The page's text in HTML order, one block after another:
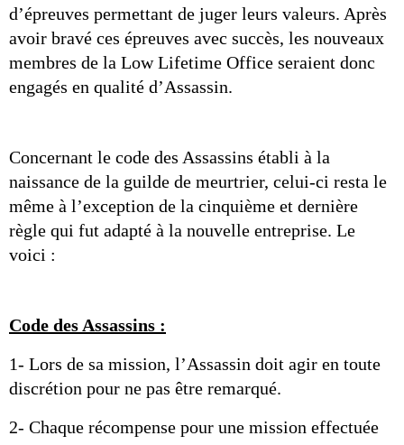
d’épreuves permettant de juger leurs valeurs. Après
avoir bravé ces épreuves avec succès, les nouveaux
membres de la Low Lifetime Office seraient donc
engagés en qualité d’Assassin.
Concernant le code des Assassins établi à la
naissance de la guilde de meurtrier, celui-ci resta le
même à l’exception de la cinquième et dernière
règle qui fut adapté à la nouvelle entreprise. Le
voici :
Code des Assassins :
1- Lors de sa mission, l’Assassin doit agir en toute
discrétion pour ne pas être remarqué.
2- Chaque récompense pour une mission effectuée